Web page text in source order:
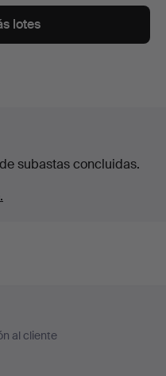
lotes
subastas concluidas.
al cliente